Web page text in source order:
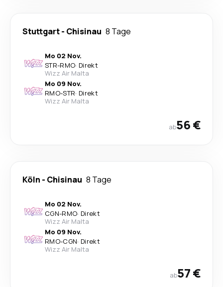
Stuttgart- Chisinau 8 Tage
Mo 02 Nov.
STR-RMO· Direkt
Wizz Air Malta
Mo 09 Nov.
RMO-STR· Direkt
Wizz Air Malta
ab56 €
Köln - Chisinau 8 Tage
Mo 02 Nov.
CGN-RMO· Direkt
Wizz Air Malta
Mo 09 Nov.
RMO-CGN· Direkt
Wizz Air Malta
ab57 €